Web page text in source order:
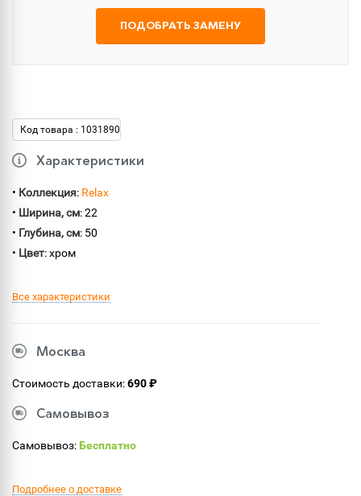
ПОДОБРАТЬ ЗАМЕНУ
Код товара : 1031890
Характеристики
• Коллекция: Relax
• Ширина, см: 22
• Глубина, см: 50
• Цвет: хром
Все характеристики
Москва
Стоимость доставки:690 ₽
Самовывоз
Самовывоз:Бесплатно
Подробнее о доставке